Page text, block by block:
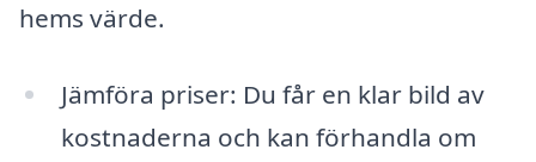
hems värde.
Jämföra priser: Du får en klar bild av
kostnaderna och kan förhandla om